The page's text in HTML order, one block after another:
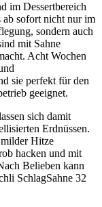
im Dessertbereich
sofort nicht nur im
sondern auch
mit Sahne
Acht Wochen
sie perfekt für den
geeignet.
sich damit
Erdnüssen.
Hitze
hacken und mit
Belieben kann
SchlagSahne 32